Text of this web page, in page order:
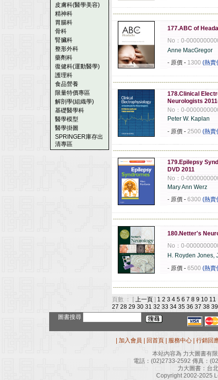
皮膚科(醫學美容)
精神科
胃腸科
骨科
腎臟科
整形外科
藥劑科
復健科(運動醫學)
護理科
食品營養
限量特價專區
解剖學(組織學)
基礎醫學科
醫學模型
醫學掛圖
SPRINGER庫存出
清專區
177.ABC of
No：0-
Anne MacGregor
- 原價 - 1300 (熱賣
178.Clinical
Neurologists
No：0-
Peter W. Kaplan
- 原價 - 2500 (熱賣
179.Epilepsy
DVD 2011
No：0-
Mary Ann Werz
- 原價 - 6300 (熱賣
180.Netter's
No：0-
H. Royden Jones,
- 原價 - 6500 (熱賣
頁數 ： [ 上一頁 ] 1 2 3 4 5 6 7 8 9 10 11
27 28 29 30 31 32 33 34 35 36 37 38 39
圖書搜尋
加入會員 回首頁 服務中心
行銷回
本站內容為 力大圖書有
電話： (02)2733-2592 傳真：
力大圖書：台
Copyright 2002-2025